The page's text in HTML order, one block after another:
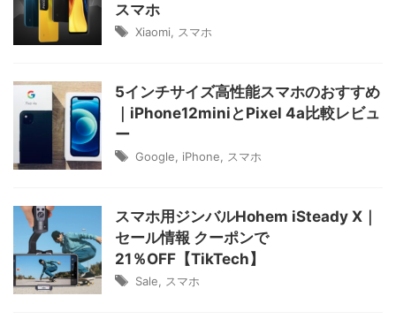
スマホ
Xiaomi スマホ
5インチサイズ高性能スマホのおすすめ
｜iPhone12miniとPixel 4a比較レビュ
ー
Google iPhone スマホ
スマホ用ジンバルHohem iSteady X｜
セール情報 クーポンで
21％OFF【TikTech】
Sale スマホ